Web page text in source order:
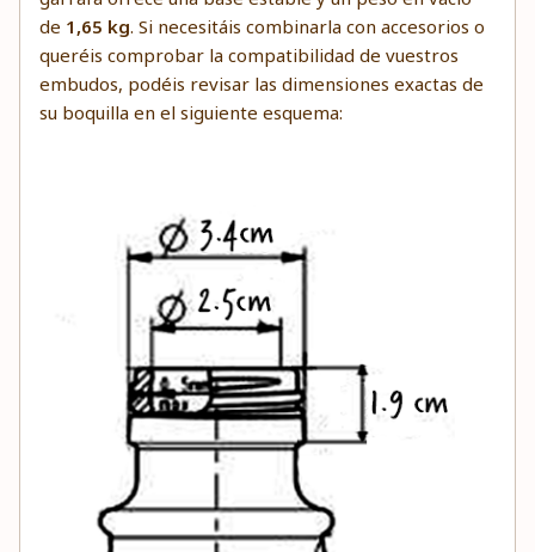
de 1,65 kg. Si necesitáis combinarla con accesorios o
queréis comprobar la compatibilidad de vuestros
embudos, podéis revisar las dimensiones exactas de
su boquilla en el siguiente esquema: